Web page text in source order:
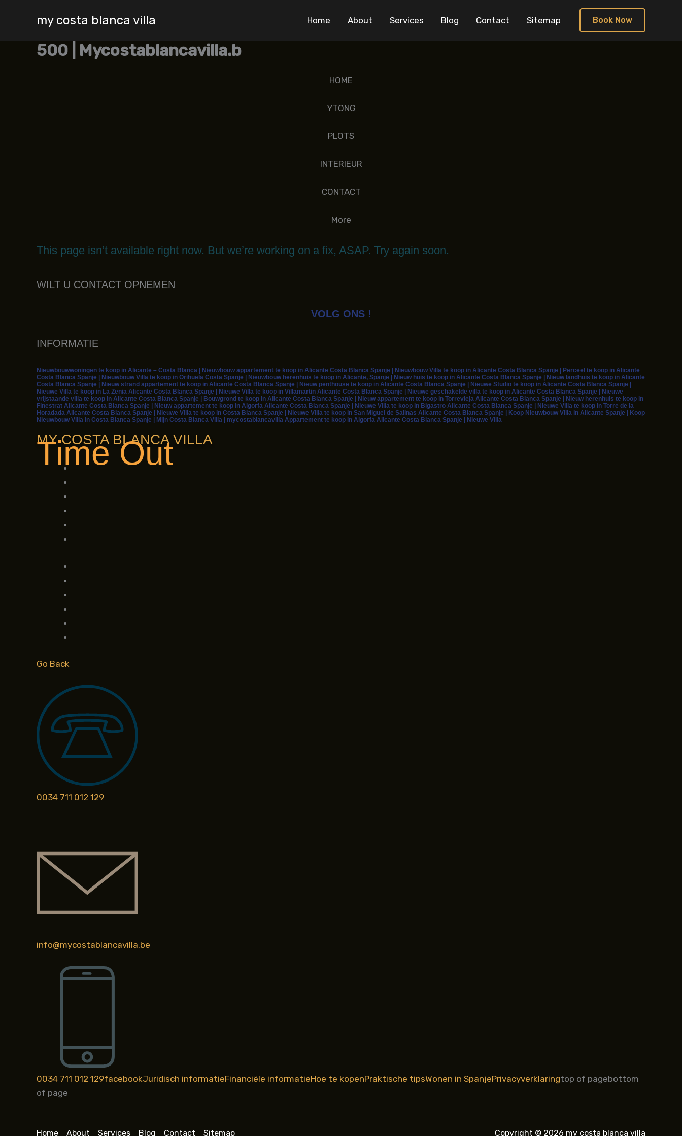
my costa blanca villa Home About Services Blog Contact Sitemap Book Now
500 | Mycostablancavilla.b
HOME
YTONG
PLOTS
INTERIEUR
CONTACT
More
This page isn’t available right now. But we’re working on a fix, ASAP. Try again soon.
WILT U CONTACT OPNEMEN
VOLG ONS !
INFORMATIE
Nieuwbouwwoningen te koop in Alicante – Costa Blanca | Nieuwbouw appartement te koop in Alicante Costa Blanca Spanje | Nieuwbouw Villa te koop in Alicante Costa Blanca Spanje | Perceel te koop in Alicante
Costa Blanca Spanje | Nieuwbouw Villa te koop in Orihuela Costa Spanje | Nieuwbouw herenhuis te koop in Alicante, Spanje | Nieuw huis te koop in Alicante Costa Blanca Spanje | Nieuw landhuis te koop in Alicante
Costa Blanca Spanje | Nieuw strand appartement te koop in Alicante Costa Blanca Spanje | Nieuw penthouse te koop in Alicante Costa Blanca Spanje | Nieuwe Studio te koop in Alicante Costa Blanca Spanje |
Nieuwe Villa te koop in La Zenia Alicante Costa Blanca Spanje | Nieuwe Villa te koop in Villamartin Alicante Costa Blanca Spanje | Nieuwe geschakelde villa te koop in Alicante Costa Blanca Spanje | Nieuwe
vrijstaande villa te koop in Alicante Costa Blanca Spanje | Bouwgrond te koop in Alicante Costa Blanca Spanje | Nieuw appartement te koop in Torrevieja Alicante Costa Blanca Spanje | Nieuw herenhuis te koop in
Finestrat Alicante Costa Blanca Spanje | Nieuw appartement te koop in Algorfa Alicante Costa Blanca Spanje | Nieuwe Villa te koop in Bigastro Alicante Costa Blanca Spanje | Nieuwe Villa te koop in Torre de la
Horadada Alicante Costa Blanca Spanje | Nieuwe Villa te koop in Costa Blanca Spanje | Nieuwe Villa te koop in San Miguel de Salinas Alicante Costa Blanca Spanje | Koop Nieuwbouw Villa in Alicante Spanje | Koop
Nieuwbouw Villa in Costa Blanca Spanje | Mijn Costa Blanca Villa | mycostablancavilla Appartement te koop in Algorfa Alicante Costa Blanca Spanje | Nieuwe Villa
MY COSTA BLANCA VILLA
Time Out
Go Back
0034 711 012 129
info@mycostablancavilla.be
0034 711 012 129facebookJuridisch informatieFinanciële informatieHoe te kopenPraktische tipsWonen in SpanjePrivacyverklaringtop of pagebottom
of page
Home About Services Blog Contact Sitemap Copyright © 2026 my costa blanca villa